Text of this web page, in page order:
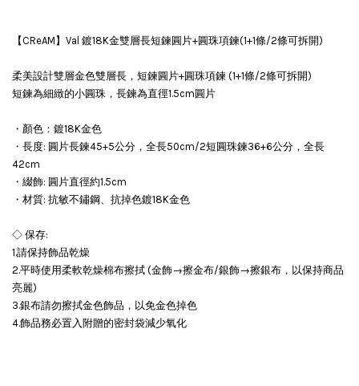
【CReAM】Val 鍍18K金雙層長短鍊圓片+圓珠項鍊(1+1條/2條可拆開)
柔美設計雙層金色雙層長，短鍊圓片+圓珠項鍊 (1+1條/2條可拆開)
短鍊為細緻的小圓珠，長鍊為直徑1.5cm圓片
・顏色：鍍18K金色
・長度: 圓片長鍊45+5公分，全長50cm/2短圓珠鍊36+6公分，全長
42cm
・綴飾: 圓片直徑約1.5cm
・材質: 抗敏不鏽鋼、抗掉色鍍18K金色
◇ 保存:
1.請保持飾品乾燥
2.平時使用柔軟乾燥棉布擦拭 (金飾→擦金布/銀飾→擦銀布，以保持商品
亮麗)
3.銀布請勿擦拭金色飾品，以免金色掉色
4.飾品務必置入附贈的密封袋減少氧化